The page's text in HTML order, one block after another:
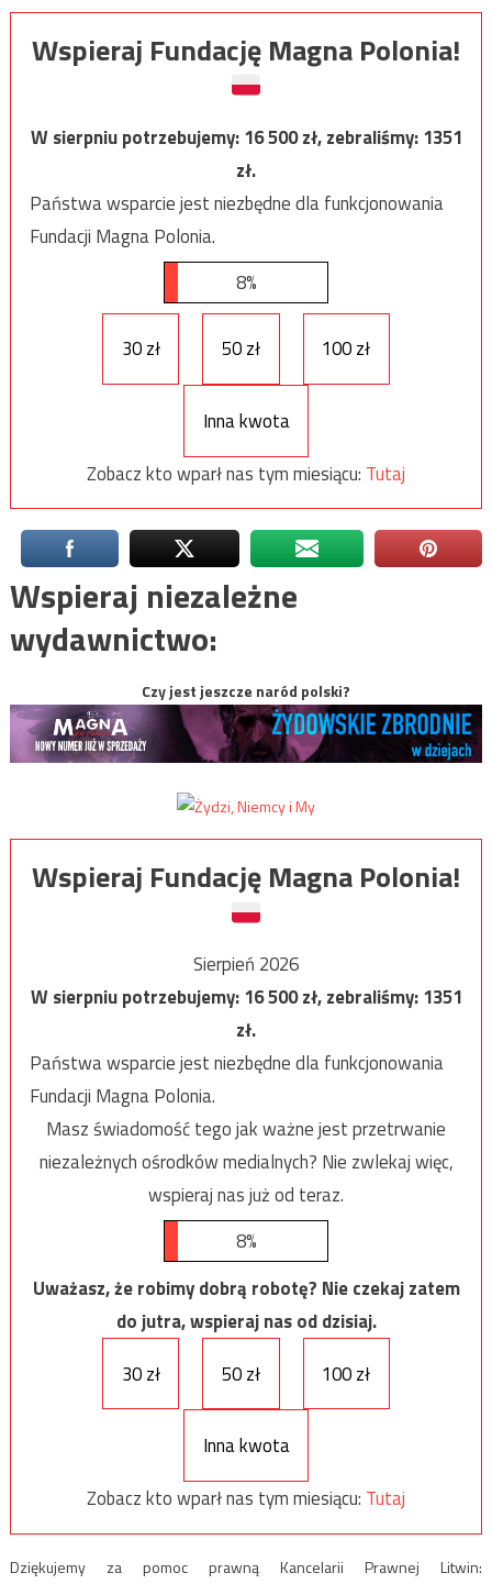
Wspieraj Fundację Magna Polonia!
W sierpniu potrzebujemy:16 500zł, zebraliśmy:1351
zł.
Państwa wsparcie jest niezbędne dla funkcjonowania
Fundacji Magna Polonia.
8%
30 zł 50 zł 100 zł
Inna kwota
Zobacz kto wparł nas tym miesiącu: Tutaj
Wspieraj niezależne
wydawnictwo:
Czy jest jeszcze naród polski?
Wspieraj Fundację Magna Polonia!
Sierpień 2026
W sierpniu potrzebujemy:16 500zł, zebraliśmy:1351
zł.
Państwa wsparcie jest niezbędne dla funkcjonowania
Fundacji Magna Polonia.
Masz świadomość tego jak ważne jest przetrwanie
niezależnych ośrodków medialnych? Nie zwlekaj więc,
wspieraj nas już od teraz.
8%
Uważasz, że robimy dobrą robotę? Nie czekaj zatem
do jutra, wspieraj nas od dzisiaj.
30 zł
50 zł 100 zł
Inna kwota
Zobacz kto wparł nas tym miesiącu: Tutaj
Dziękujemy za pomoc prawną Kancelarii Prawnej Litwin: